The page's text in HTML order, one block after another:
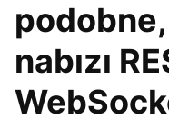
nabızı